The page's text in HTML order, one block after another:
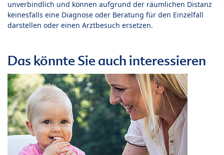
unverbindlich und können aufgrund der räumlichen Distanz
keinesfalls eine Diagnose oder Beratung für den Einzelfall
darstellen oder einen Arztbesuch ersetzen.
Das könnte Sie auch interessieren